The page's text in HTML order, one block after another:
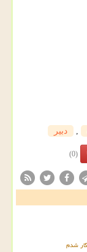
دبیر
(0)
شدم